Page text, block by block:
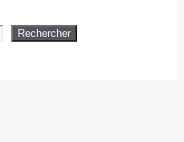
Rechercher